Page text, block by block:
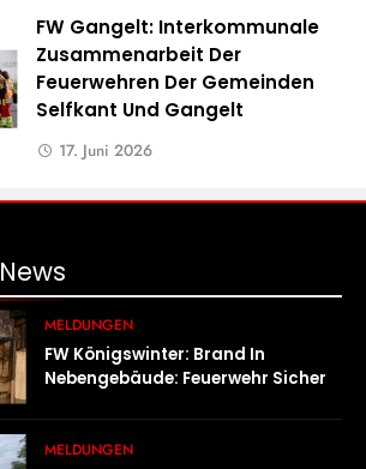
FW Gangelt: Interkommunale
Zusammenarbeit Der
Feuerwehren Der Gemeinden
Selfkant Und Gangelt
17. Juni 2026
News
MELDUNGEN
FW Königswinter: Brand In
Nebengebäude: Feuerwehr Sichert
MELDUNGEN